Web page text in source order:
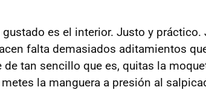
gustado es el interior. Justo y
falta demasiados aditamientos
de tan sencillo que es, quitas la
la manguera a presión al